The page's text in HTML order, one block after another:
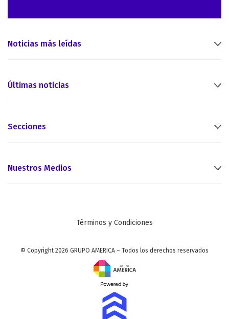
Noticias más leídas
Últimas noticias
Secciones
Nuestros Medios
Términos y Condiciones
© Copyright 2026 GRUPO AMERICA – Todos los derechos reservados